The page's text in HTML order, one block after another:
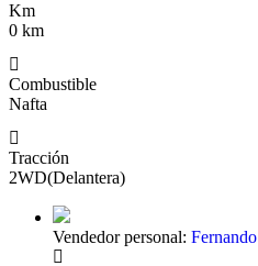
Km
0 km
Combustible
Nafta
Tracción
2WD(Delantera)
Vendedor personal: Fernando